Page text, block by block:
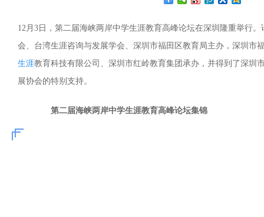
12月3日，第二届海峡两岸中学生涯教育高峰论坛在深圳隆重举行
会、台湾生涯咨询与发展学会、深圳市福田区教育局主办，深圳市
生涯教育科技有限公司、深圳市红岭教育集团承办，并得到了深圳
展协会的特别支持。
第二届海峡两岸中学生涯教育高峰论坛集锦